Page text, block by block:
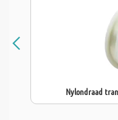
Nylondraad